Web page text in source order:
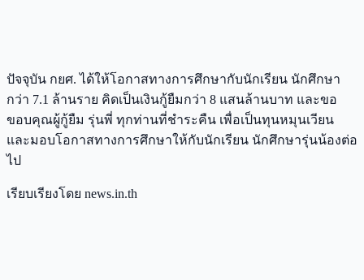
ปัจจุบัน กยศ. ได้ให้โอกาสทางการศึกษากับนักเรียน นักศึกษา
กว่า 7.1 ล้านราย คิดเป็นเงินกู้ยืมกว่า 8 แสนล้านบาท และขอ
ขอบคุณผู้กู้ยืม รุ่นพี่ ทุกท่านที่ชำระคืน เพื่อเป็นทุนหมุนเวียน
และมอบโอกาสทางการศึกษาให้กับนักเรียน นักศึกษารุ่นน้องต่อ
ไป
เรียบเรียงโดย news.in.th